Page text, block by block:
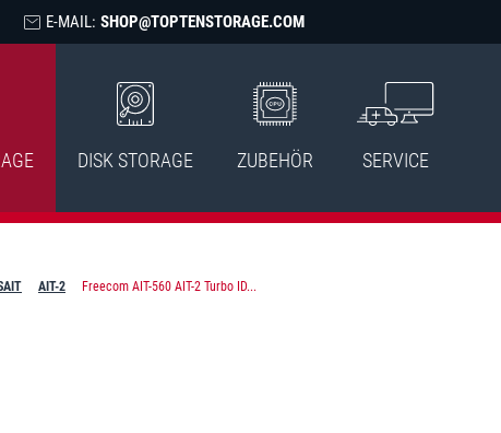
E-MAIL: SHOP@TOPTENSTORAGE.COM
DISK STORAGE ZUBEHÖR SERVICE
AIT-2 Freecom AIT-560 AIT-2 Turbo ID...